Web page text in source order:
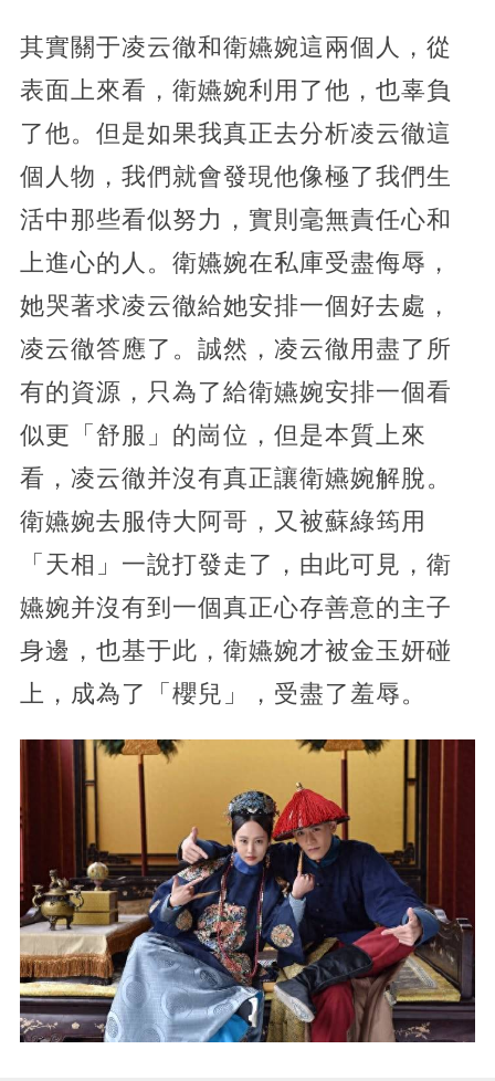
其實關于凌云徹和衛嬿婉這兩個人，從
表面上來看，衛嬿婉利用了他，也辜負
了他。但是如果我真正去分析凌云徹這
個人物，我們就會發現他像極了我們生
活中那些看似努力，實則毫無責任心和
上進心的人。衛嬿婉在私庫受盡侮辱，
她哭著求凌云徹給她安排一個好去處，
凌云徹答應了。誠然，凌云徹用盡了所
有的資源，只為了給衛嬿婉安排一個看
似更「舒服」的崗位，但是本質上來
看，凌云徹并沒有真正讓衛嬿婉解脫。
衛嬿婉去服侍大阿哥，又被蘇綠筠用
「天相」一說打發走了，由此可見，衛
嬿婉并沒有到一個真正心存善意的主子
身邊，也基于此，衛嬿婉才被金玉妍碰
上，成為了「櫻兒」，受盡了羞辱。